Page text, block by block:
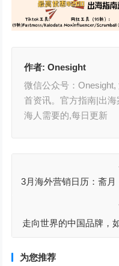
作者:Onesight
微信公众号：
首资讯。官方指南|出
海人需要的,每日更新
3月海外营销日历：斋
走向世界的中国品牌，
为您推荐